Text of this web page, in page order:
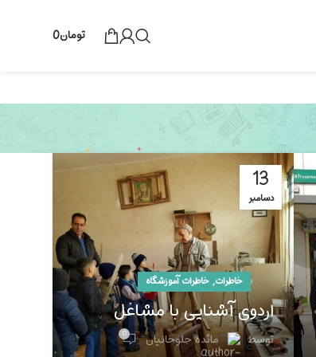
تومان0
13
دسامبر
خاطرات,خاطرات آموزشگاه
اردوی آشنایی با مشاغل
توسط مائده جلوخانیان 0